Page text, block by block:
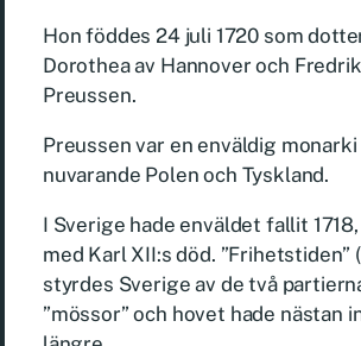
Hon föddes 24 juli 1720 som
Dorothea av Hannover och
Preussen.
Preussen var en enväldig monarki
nuvarande Polen och Tyskland.
I Sverige hade enväldet fallit
med Karl XII:s död. ”Frihetstiden”
styrdes Sverige av de två
”mössor” och hovet hade nästan